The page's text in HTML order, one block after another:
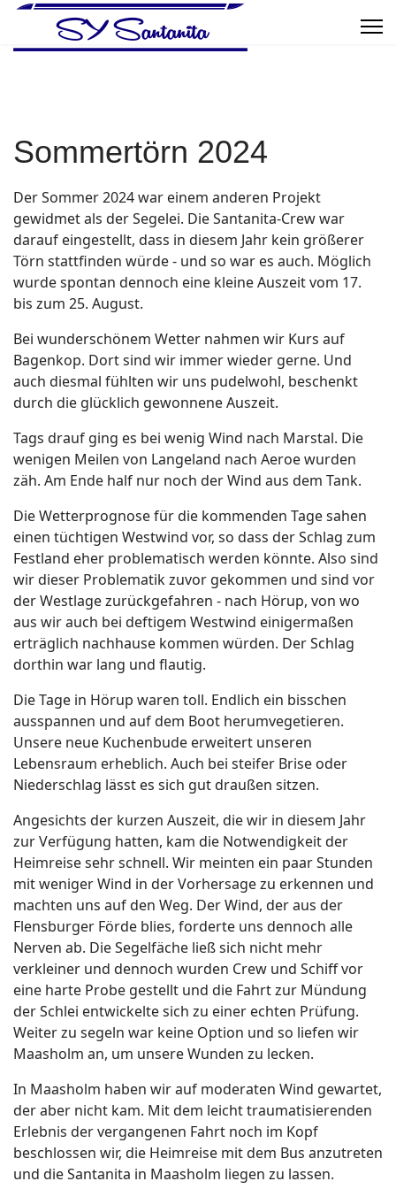
Sommertörn 2024
Der Sommer 2024 war einem anderen Projekt
gewidmet als der Segelei. Die Santanita-Crew war
darauf eingestellt, dass in diesem Jahr kein größerer
Törn stattfinden würde - und so war es auch. Möglich
wurde spontan dennoch eine kleine Auszeit vom 17.
bis zum 25. August.
Bei wunderschönem Wetter nahmen wir Kurs auf
Bagenkop. Dort sind wir immer wieder gerne. Und
auch diesmal fühlten wir uns pudelwohl, beschenkt
durch die glücklich gewonnene Auszeit.
Tags drauf ging es bei wenig Wind nach Marstal. Die
wenigen Meilen von Langeland nach Aeroe wurden
zäh. Am Ende half nur noch der Wind aus dem Tank.
Die Wetterprognose für die kommenden Tage sahen
einen tüchtigen Westwind vor, so dass der Schlag zum
Festland eher problematisch werden könnte. Also sind
wir dieser Problematik zuvor gekommen und sind vor
der Westlage zurückgefahren - nach Hörup, von wo
aus wir auch bei deftigem Westwind einigermaßen
erträglich nachhause kommen würden. Der Schlag
dorthin war lang und flautig.
Die Tage in Hörup waren toll. Endlich ein bisschen
ausspannen und auf dem Boot herumvegetieren.
Unsere neue Kuchenbude erweitert unseren
Lebensraum erheblich. Auch bei steifer Brise oder
Niederschlag lässt es sich gut draußen sitzen.
Angesichts der kurzen Auszeit, die wir in diesem Jahr
zur Verfügung hatten, kam die Notwendigkeit der
Heimreise sehr schnell. Wir meinten ein paar Stunden
mit weniger Wind in der Vorhersage zu erkennen und
machten uns auf den Weg. Der Wind, der aus der
Flensburger Förde blies, forderte uns dennoch alle
Nerven ab. Die Segelfäche ließ sich nicht mehr
verkleiner und dennoch wurden Crew und Schiff vor
eine harte Probe gestellt und die Fahrt zur Mündung
der Schlei entwickelte sich zu einer echten Prüfung.
Weiter zu segeln war keine Option und so liefen wir
Maasholm an, um unsere Wunden zu lecken.
In Maasholm haben wir auf moderaten Wind gewartet,
der aber nicht kam. Mit dem leicht traumatisierenden
Erlebnis der vergangenen Fahrt noch im Kopf
beschlossen wir, die Heimreise mit dem Bus anzutreten
und die Santanita in Maasholm liegen zu lassen.